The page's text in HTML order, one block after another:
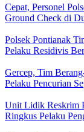
Cepat, Personel
Ground Check di
Polsek Pontianak
Pelaku Residivis
Gercep, Tim
Pelaku Pencurian
Unit Lidik Reskrim
Ringkus Pelaku